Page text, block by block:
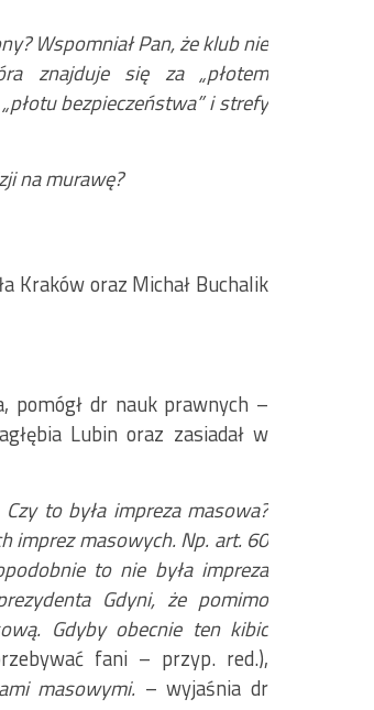
Wspomniał Pan, że klub nie
znajduje się za „płotem
bezpieczeństwa” i strefy
na murawę?
Kraków oraz Michał Buchalik
pomógł dr nauk prawnych –
Lubin oraz zasiadał w
to była impreza masowa?
imprez masowych. Np. art. 60
to nie była impreza
Gdyni, że pomimo
Gdyby obecnie ten kibic
fani – przyp. red.),
masowymi. – wyjaśnia dr